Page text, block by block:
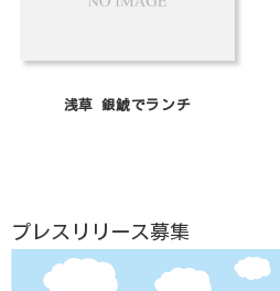
浅草 銀鯱でランチ
プレスリリース募集